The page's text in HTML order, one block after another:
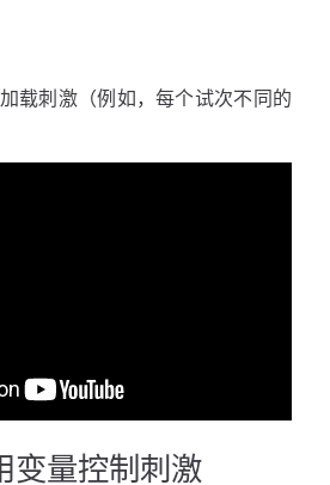
载刺激（例如，每个试次不同的
变量控制刺激